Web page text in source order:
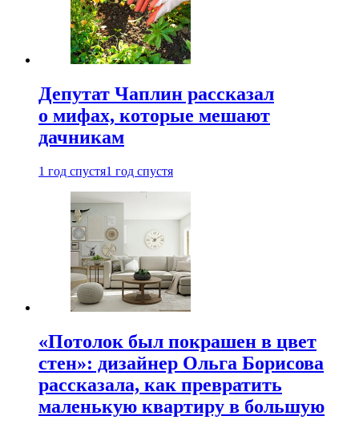
Депутат Чаплин рассказал
о мифах, которые мешают
дачникам
1 год спустя1 год спустя
«Потолок был покрашен в цвет
стен»: дизайнер Ольга Борисова
рассказала, как превратить
маленькую квартиру в большую